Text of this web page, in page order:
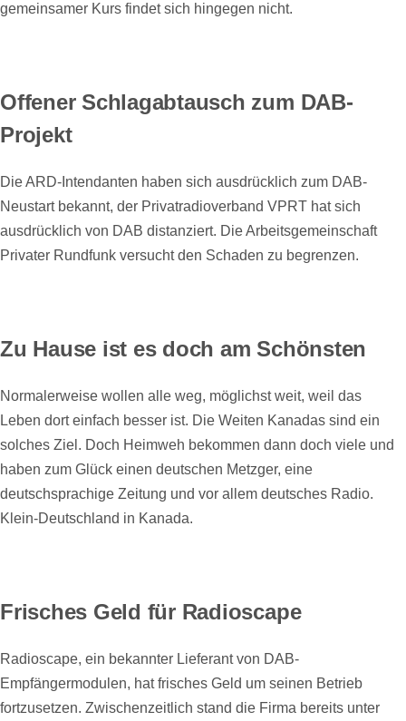
gemeinsamer Kurs findet sich hingegen nicht.
Offener Schlagabtausch zum DAB-
Projekt
Die ARD-Intendanten haben sich ausdrücklich zum DAB-
Neustart bekannt, der Privatradioverband VPRT hat sich
ausdrücklich von DAB distanziert. Die Arbeitsgemeinschaft
Privater Rundfunk versucht den Schaden zu begrenzen.
Zu Hause ist es doch am Schönsten
Normalerweise wollen alle weg, möglichst weit, weil das
Leben dort einfach besser ist. Die Weiten Kanadas sind ein
solches Ziel. Doch Heimweh bekommen dann doch viele und
haben zum Glück einen deutschen Metzger, eine
deutschsprachige Zeitung und vor allem deutsches Radio.
Klein-Deutschland in Kanada.
Frisches Geld für Radioscape
Radioscape, ein bekannter Lieferant von DAB-
Empfängermodulen, hat frisches Geld um seinen Betrieb
fortzusetzen. Zwischenzeitlich stand die Firma bereits unter